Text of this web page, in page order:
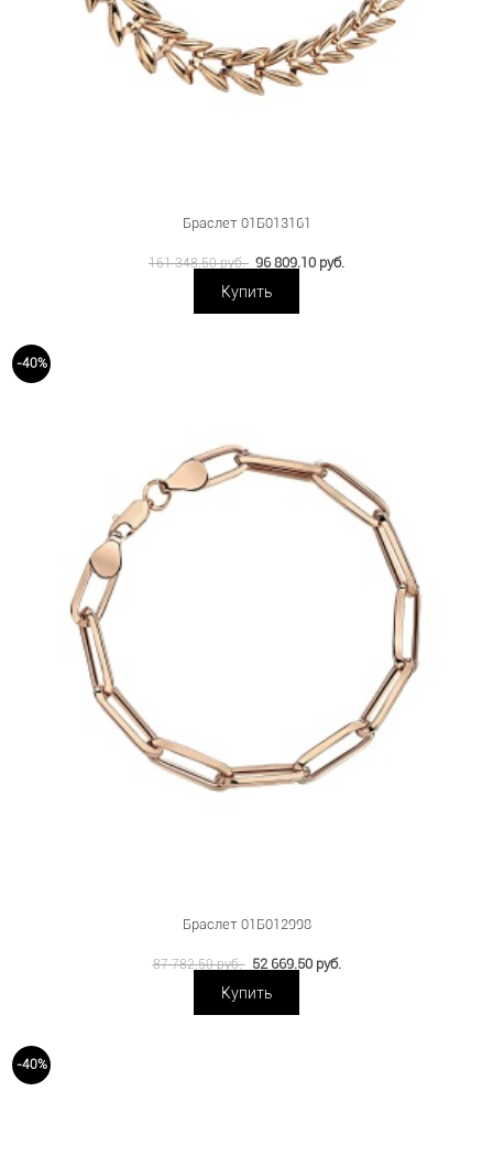
Браслет 01Б013161
161 348.50 руб. 96 809.10 руб.
Купить
-40%
Браслет 01Б012998
87 782.50 руб. 52 669.50 руб.
Купить
-40%